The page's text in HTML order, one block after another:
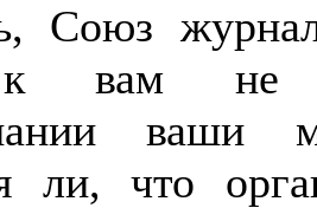
Союз
вам не
ваши
ли, что